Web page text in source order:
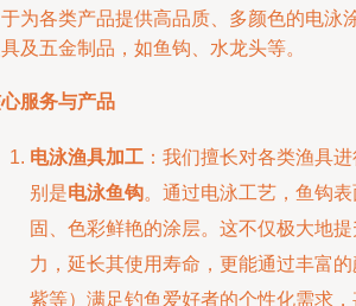
为各类产品提供高品质、多颜色的电泳
及五金制品，如鱼钩、水龙头等。
服务与产品
电泳渔具加工 ：我们擅长对各类渔具
别是电泳鱼钩。通过电泳工艺，鱼钩
固、色彩鲜艳的涂层。这不仅极大地
力，延长其使用寿命，更能通过丰富
紫等）满足钓鱼爱好者的个性化需求